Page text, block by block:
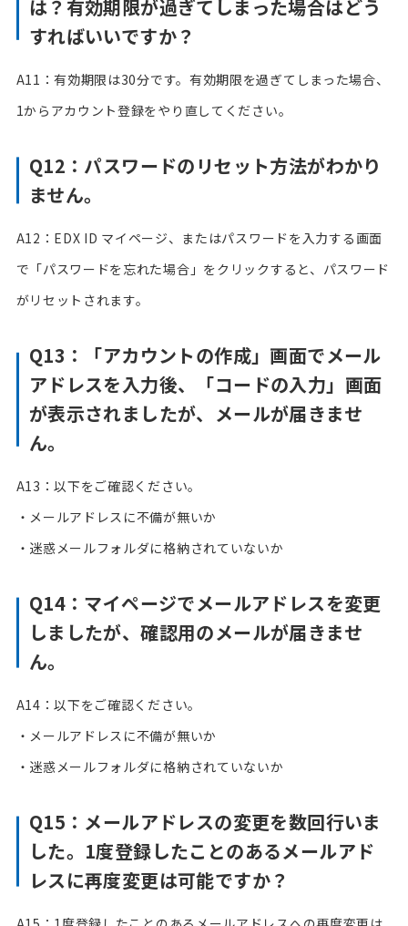
は？有効期限が過ぎてしまった場合はどう
すればいいですか？
A11：有効期限は30分です。有効期限を過ぎてしまった場合、
1からアカウント登録をやり直してください。
Q12：パスワードのリセット方法がわかり
ません。
A12：EDX ID マイページ、またはパスワードを入力する画面
で「パスワードを忘れた場合」をクリックすると、パスワード
がリセットされます。
Q13：「アカウントの作成」画面でメール
アドレスを入力後、「コードの入力」画面
が表示されましたが、メールが届きませ
ん。
A13：以下をご確認ください。
・メールアドレスに不備が無いか
・迷惑メールフォルダに格納されていないか
Q14：マイページでメールアドレスを変更
しましたが、確認用のメールが届きませ
ん。
A14：以下をご確認ください。
・メールアドレスに不備が無いか
・迷惑メールフォルダに格納されていないか
Q15：メールアドレスの変更を数回行いま
した。1度登録したことのあるメールアド
レスに再度変更は可能ですか？